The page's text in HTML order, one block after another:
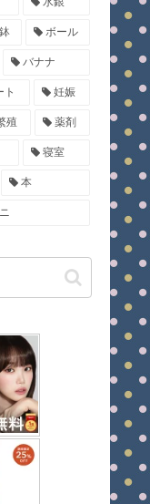
ボール
バナナ
ト 妊娠
殖 薬剤
寝室
本